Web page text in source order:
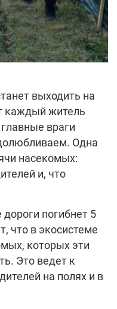
выходить на
каждый житель
враги
Одна
насекомых:
и, что
погибнет 5
что в экосистеме
которых эти
Это ведет к
на полях и в